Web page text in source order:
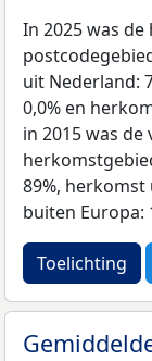
In 2025 was
uit Nederland:
0,0% en
in 2015 was
89%, herkomst
buiten Europa:
Toelichting